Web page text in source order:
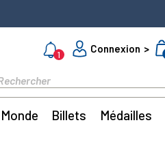
1
Connexion
Monde Billets Médailles